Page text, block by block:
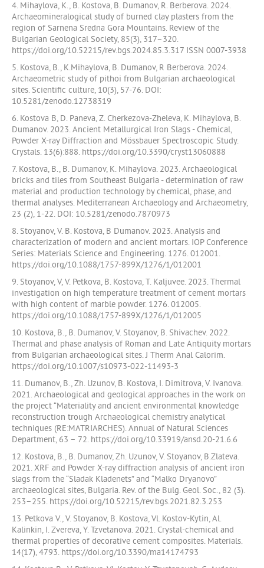
4. Mihaylova, K., B. Kostova, B. Dumanov, R. Berberova. 2024.
Archaeomineralogical study of burned clay plasters from the
region of Sarnena Sredna Gora Mountains. Review of the
Bulgarian Geological Society, 85(3), 317–320.
https://doi.org/10.52215/rev.bgs.2024.85.3.317 ISSN 0007-3938
5. Kostova, B., K.Mihaylova, B. Dumanov, R Berberova. 2024.
Archaeometric study of pithoi from Bulgarian archaeological
sites. Scientific culture, 10(3), 57-76. DOI:
10.5281/zenodo.12738319
6. Kostova B, D. Paneva, Z. Cherkezova-Zheleva, K. Mihaylova, B.
Dumanov. 2023. Ancient Metallurgical Iron Slags - Chemical,
Powder X-ray Diffraction and Mössbauer Spectroscopic Study.
Crystals. 13(6):888. https://doi.org/10.3390/cryst13060888
7. Kostova, B., B. Dumanov, K. Mihaylova. 2023. Archaeological
bricks and tiles from Southeast Bulgaria - determination of raw
material and production technology by chemical, phase, and
thermal analyses. Mediterranean Archaeology and Archaeometry,
23 (2), 1-22. DOI: 10.5281/zenodo.7870973
8. Stoyanov, V. B. Kostovа, B Dumanov. 2023. Analysis and
characterization of modern and ancient mortars. IOP Conference
Series: Materials Science and Engineering. 1276. 012001.
https://doi.org/10.1088/1757-899X/1276/1/012001
9. Stoyanov, V, V. Petkova, B. Kostovа, T. Kaljuvee. 2023. Thermal
investigation on high temperature treatment of cement mortars
with high content of marble powder. 1276. 012005.
https://doi.org/10.1088/1757-899X/1276/1/012005
10. Kostova, B., B. Dumanov, V. Stoyanov, B. Shivachev. 2022.
Thermal and phase analysis of Roman and Late Antiquity mortars
from Bulgarian archaeological sites. J Therm Anal Calorim.
https://doi.org/10.1007/s10973-022-11493-3
11. Dumanov, B., Zh. Uzunov, B. Kostova, I. Dimitrova, V. Ivanova.
2021. Archaeological and geological approaches in the work on
the project “Materiality and ancient environmental knowledge
reconstruction trough Archaeological chemistry analytical
techniques (RE:MATRIARCHES). Annual of Natural Sciences
Department, 63 – 72. https://doi.org/10.33919/ansd.20-21.6.6
12. Kostova, B., B. Dumanov, Zh. Uzunov, V. Stoyanov, B.Zlateva.
2021. XRF and Powder X-ray diffraction analysis of ancient iron
slags from the “Sladak Kladenets” and “Malko Dryanovo”
archaeological sites, Bulgaria. Rev. of the Bulg. Geol. Soc., 82 (3).
253–255. https://doi.org/10.52215/rev.bgs.2021.82.3.253
13. Petkova V., V. Stoyanov, B. Kostova, Vl. Kostov-Kytin, Al.
Kalinkin, I. Zvereva, Y. Tzvetanova. 2021. Crystal-chemical and
thermal properties of decorative cement composites. Materials.
14(17), 4793. https://doi.org/10.3390/ma14174793